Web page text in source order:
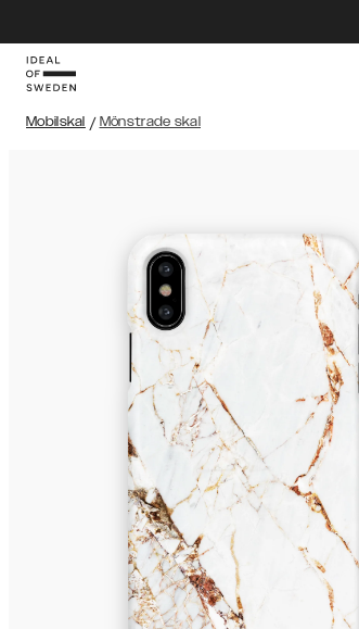
Mobilskal / Mönstrade skal